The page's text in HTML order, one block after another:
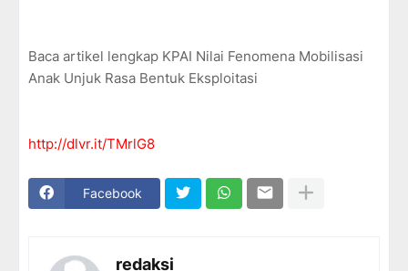
Baca artikel lengkap KPAI Nilai Fenomena Mobilisasi
Anak Unjuk Rasa Bentuk Eksploitasi
http://dlvr.it/TMrlG8
Facebook
redaksi